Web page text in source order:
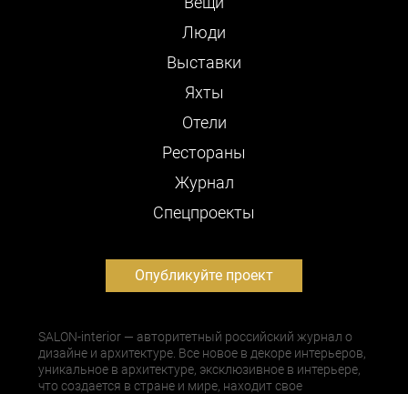
Люди
Выставки
Яхты
Отели
Рестораны
Журнал
Cпецпроекты
Опубликуйте проект
SALON-interior — авторитетный российский журнал о
дизайне и архитектуре. Все новое в декоре интерьеров,
уникальное в архитектуре, эксклюзивное в интерьере,
что создается в стране и мире, находит свое